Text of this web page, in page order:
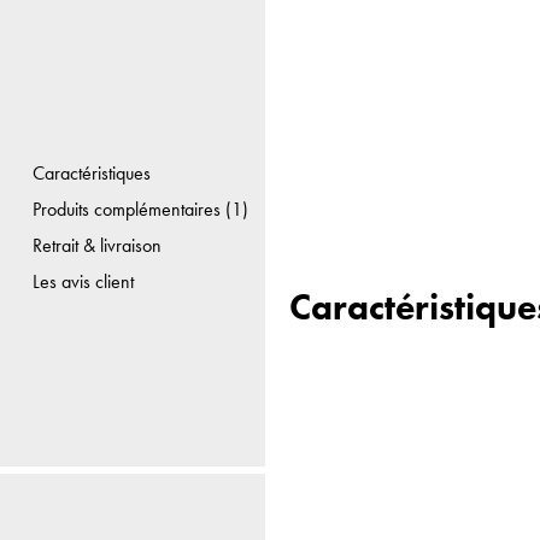
Caractéristiques
Produits complémentaires (1)
Retrait & livraison
Les avis client